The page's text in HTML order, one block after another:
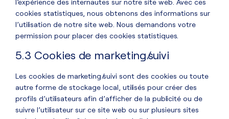
l’expérience des internautes sur notre site web. Avec ces
cookies statistiques, nous obtenons des informations sur
l’utilisation de notre site web. Nous demandons votre
permission pour placer des cookies statistiques.
5.3 Cookies de marketing/suivi
Les cookies de marketing/suivi sont des cookies ou toute
autre forme de stockage local, utilisés pour créer des
profils d’utilisateurs afin d’afficher de la publicité ou de
suivre l’utilisateur sur ce site web ou sur plusieurs sites